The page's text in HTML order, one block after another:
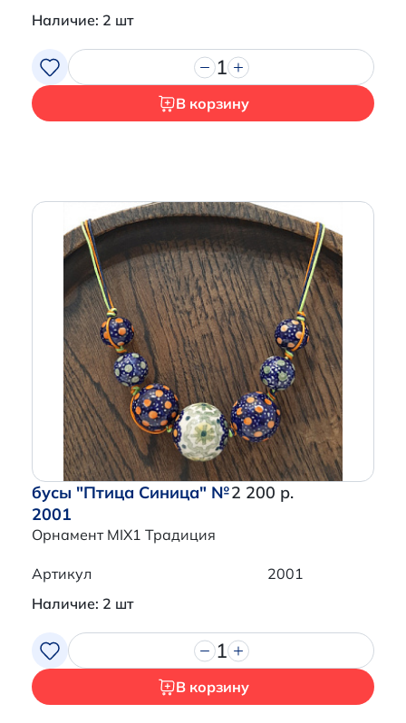
Наличие: 2 шт
1
В корзину
бусы "Птица Синица" №
2001
Орнамент MIX1 Традиция
2 200 р.
Артикул
2001
Наличие: 2 шт
1
В корзину